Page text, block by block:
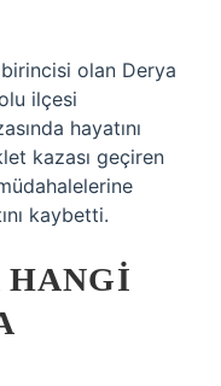
olan Derya
ilçesi
hayatını
kazası geçiren
kaybetti.
HANGI